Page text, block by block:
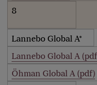
8
Lannebo Global A*
Lannebo Global A
Öhman Global A (pdf)